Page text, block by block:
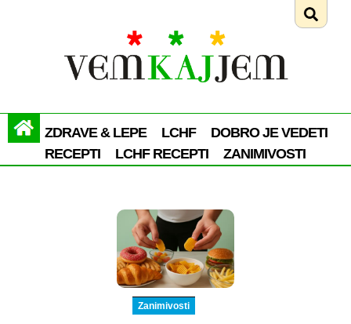
ZDRAVE & LEPE LCHF
DOBRO JE VEDETI
RECEPTI
LCHF RECEPTI ZANIMIVOSTI
Zanimivosti